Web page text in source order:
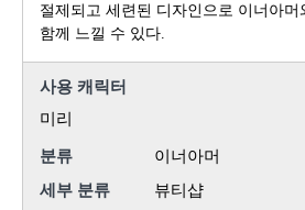
절제되고 세련된 디자인으로 이너아
함께 느낄 수 있다.
사용 캐릭터
미리
분류
이너아머
세부 분류
뷰티샵